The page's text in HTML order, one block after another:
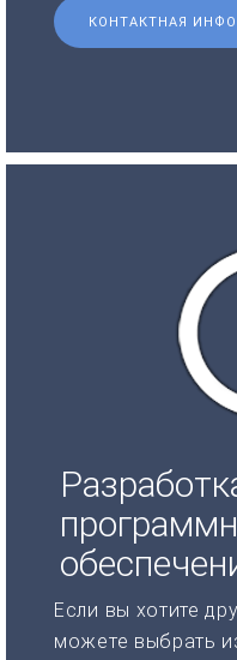
КОНТАКТНАЯ
Если вы хотите
можете выбрать